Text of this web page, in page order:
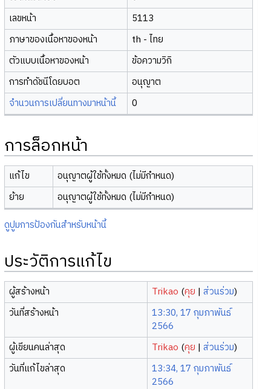
เลขหน้า
5113
ภาษาของเนื้อหาของหน้า
th - ไทย
ตัวแบบเนื้อหาของหน้า
ข้อความวิกิ
การทำดัชนีโดยบอต
อนุญาต
จำนวนการเปลี่ยนทางมาหน้านี้
0
การล็อกหน้า
แก้ไข
อนุญาตผู้ใช้ทั้งหมด (ไม่มีกำหนด)
ย้าย
อนุญาตผู้ใช้ทั้งหมด (ไม่มีกำหนด)
ดูปูมการป้องกันสำหรับหน้านี้
ประวัติการแก้ไข
ผู้สร้างหน้า Trikao (คุย |ส่วนร่วม)
วันที่สร้างหน้า
13:30, 17 กุมภาพันธ์
2566
ผู้เขียนคนล่าสุด
Trikao (คุย |ส่วนร่วม)
วันที่แก้ไขล่าสุด
13:34, 17 กุมภาพันธ์
2566